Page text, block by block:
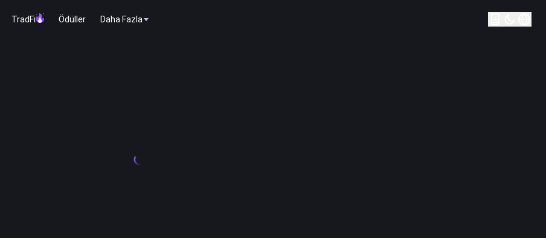
TradFi Ödüller Daha Fazla